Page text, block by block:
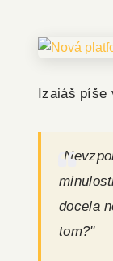
Izaiáš píše
docela
tom?"